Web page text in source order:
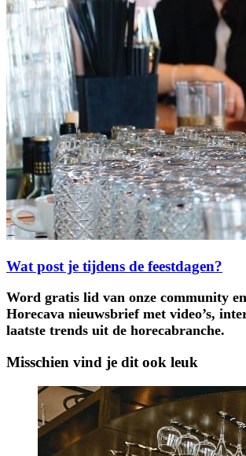
Wat post je tijdens de feestdagen?
Word gratis lid van onze community
Horecava nieuwsbrief met video’s,
laatste trends uit de horecabranche.
Misschien vind je dit ook leuk